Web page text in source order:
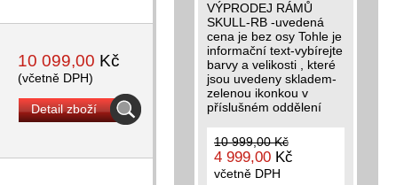
10 099,00 Kč
(včetně DPH)
Detail zboží
VÝPRODEJ RÁMŮ
SKULL-RB -uvedená
cena je bez osy Tohle je
informační text-vybírejte
barvy a velikosti , které
jsou uvedeny skladem-
zelenou ikonkou v
příslušném oddělení
10 999,00 Kč
4 999,00 Kč
včetně DPH